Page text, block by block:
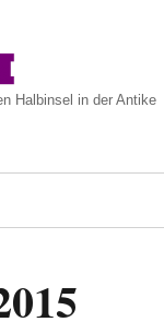
Halbinsel in der Antike